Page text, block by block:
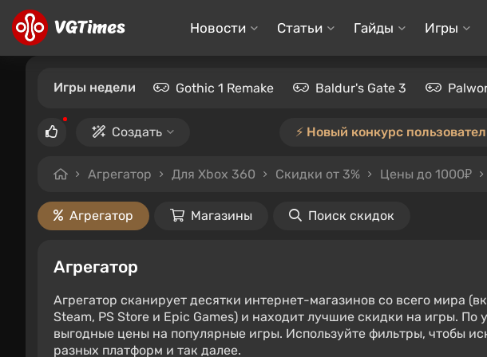
Новости Статьи Гайды Игры
Игры недели Gothic 1 Remake Baldur's Gate 3
Создать ⚡️ Новый конкурс
Агрегатор Для Xbox 360 Скидки от 3% Цены до 1000₽
Агрегатор Магазины Поиск скидок
Агрегатор
Агрегатор сканирует десятки интернет-магазинов со всего мира
Steam, PS Store и Epic Games) и находит лучшие скидки на игры.
выгодные цены на популярные игры. Используйте фильтры, чтобы
разных платформ и так далее.